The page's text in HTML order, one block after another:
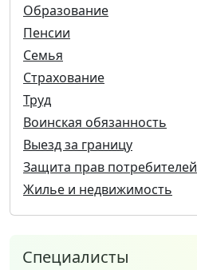
Образование
Пенсии
Семья
Страхование
Труд
Воинская обязанность
Выезд за границу
Защита прав потребителей
Жилье и недвижимость
Специалисты